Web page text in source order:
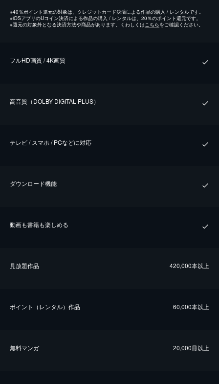
※40％ポイント還元の対象は、クレジットカード決済による作品の購入 / レンタルです。
※iOSアプリのUコイン決済による作品の購入 / レンタルは、20％のポイント還元です。
※還元の対象外となる決済方法や商品があります。くわしくはこちらをご確認ください。
フルHD画質 / 4K画質
⾼⾳質（DOLBY DIGITAL PLUS）
テレビ / スマホ / PCなどに対応
ダウンロード機能
動画も書籍も楽しめる
⾒放題作品 420,000本以上
ポイント（レンタル）作品 60,000本以上
無料マンガ 20,000冊以上